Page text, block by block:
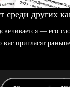
среди других
— его
вас пригласят